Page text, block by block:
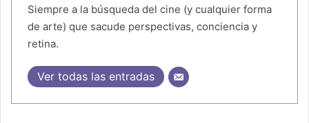
Siempre a la búsqueda del cine (y cualquier forma
de arte) que sacude perspectivas, conciencia y
retina.
Ver todas las entradas